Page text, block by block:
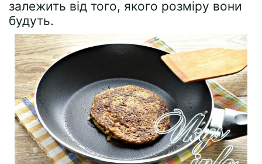
залежить від того, якого розміру вони
будуть.